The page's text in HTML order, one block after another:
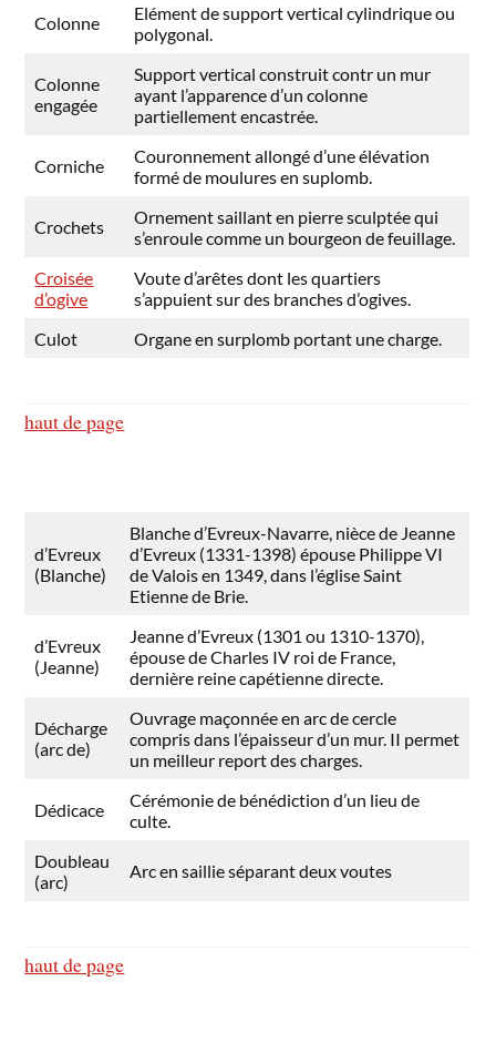
Colonne
Elément de support vertical cylindrique ou
polygonal.
Colonne
engagée
Support vertical construit contr un mur
ayant l’apparence d’un colonne
partiellement encastrée.
Corniche
Couronnement allongé d’une élévation
formé de moulures en suplomb.
Crochets
Ornement saillant en pierre sculptée qui
s’enroule comme un bourgeon de feuillage.
Croisée
d’ogive
Voute d’arêtes dont les quartiers
s’appuient sur des branches d’ogives.
Culot
Organe en surplomb portant une charge.
haut de page
d’Evreux
(Blanche)
Blanche d’Evreux-Navarre, nièce de Jeanne
d’Evreux (1331-1398) épouse Philippe VI
de Valois en 1349, dans l’église Saint
Etienne de Brie.
d’Evreux
(Jeanne)
Jeanne d’Evreux (1301 ou 1310-1370),
épouse de Charles IV roi de France,
dernière reine capétienne directe.
Décharge
(arc de)
Ouvrage maçonnée en arc de cercle
compris dans l’épaisseur d’un mur. II permet
un meilleur report des charges.
Dédicace
Cérémonie de bénédiction d’un lieu de
culte.
Doubleau
(arc)
Arc en saillie séparant deux voutes
haut de page